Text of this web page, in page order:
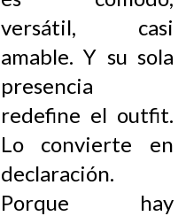
versátil, casi
amable. Y su sola
presencia
redefine el outfit.
Lo convierte en
declaración.
Porque hay